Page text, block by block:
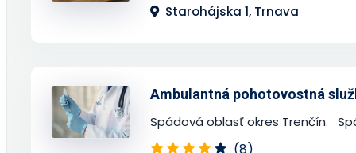
Starohájska 1, Trnava
Ambulantná pohotovostná
Spádová oblasť okres Trenčín.